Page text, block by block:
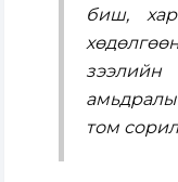
биш,
том